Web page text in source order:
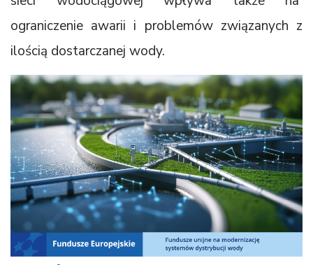
ograniczenie awarii i problemów związanych z
ilością dostarczanej wody.